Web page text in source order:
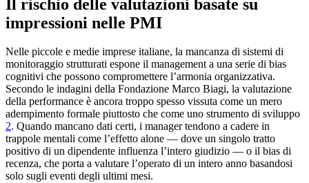
Il rischio delle valutazioni basate su
impressioni nelle PMI
Nelle piccole e medie imprese italiane, la mancanza di sistemi di
monitoraggio strutturati espone il management a una serie di bias
cognitivi che possono compromettere l’armonia organizzativa.
Secondo le indagini della Fondazione Marco Biagi, la valutazione
della performance è ancora troppo spesso vissuta come un mero
adempimento formale piuttosto che come uno strumento di sviluppo
2. Quando mancano dati certi, i manager tendono a cadere in
trappole mentali come l’effetto alone — dove un singolo tratto
positivo di un dipendente influenza l’intero giudizio — o il bias di
recenza, che porta a valutare l’operato di un intero anno basandosi
solo sugli eventi degli ultimi mesi.